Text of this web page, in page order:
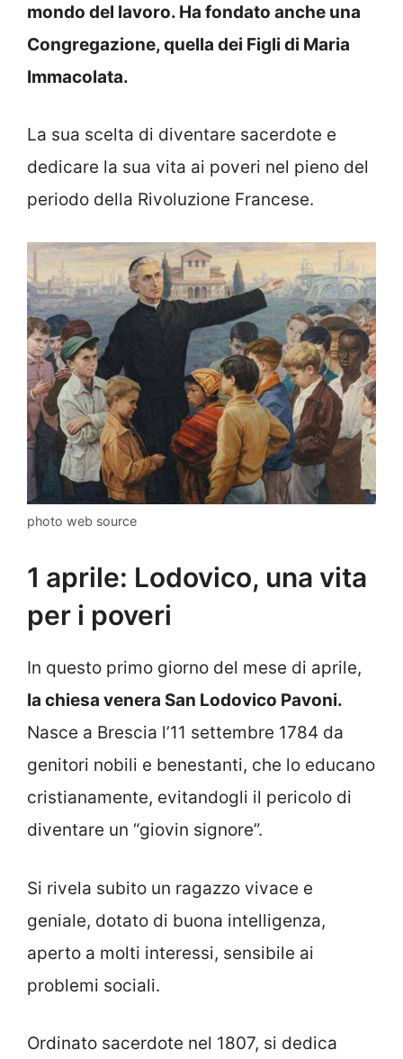
mondo del lavoro. Ha fondato anche una
Congregazione, quella dei Figli di Maria
Immacolata.
La sua scelta di diventare sacerdote e
dedicare la sua vita ai poveri nel pieno del
periodo della Rivoluzione Francese.
photo web source
1 aprile: Lodovico, una vita
per i poveri
In questo primo giorno del mese di aprile,
la chiesa venera San Lodovico Pavoni.
Nasce a Brescia l’11 settembre 1784 da
genitori nobili e benestanti, che lo educano
cristianamente, evitandogli il pericolo di
diventare un “giovin signore”.
Si rivela subito un ragazzo vivace e
geniale, dotato di buona intelligenza,
aperto a molti interessi, sensibile ai
problemi sociali.
Ordinato sacerdote nel 1807, si dedica